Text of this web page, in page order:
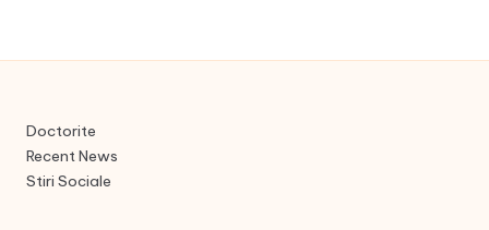
Doctorite
Recent News
Stiri Sociale